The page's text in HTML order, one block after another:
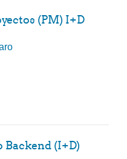
(PM) I+D
(I+D)